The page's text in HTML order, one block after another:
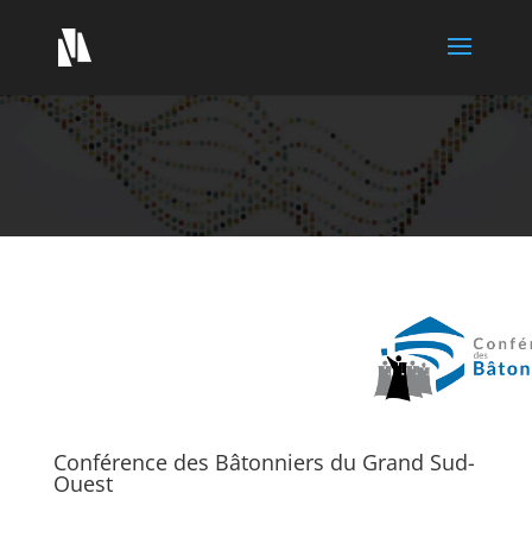
Conférence des Bâtonniers du Grand Sud-
Ouest